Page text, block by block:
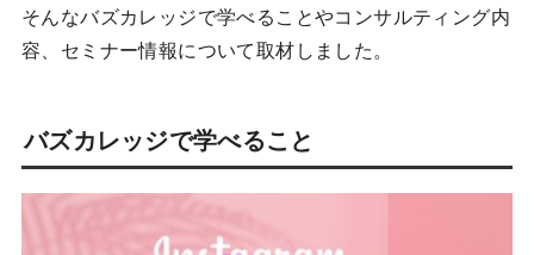
そんなバズカレッジで学べることやコンサルティング内
容、セミナー情報について取材しました。
バズカレッジで学べること